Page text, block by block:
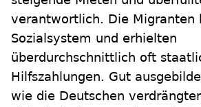
verantwortlich. Die Migranten
Sozialsystem und erhielten
überdurchschnittlich oft
Hilfszahlungen. Gut
wie die Deutschen